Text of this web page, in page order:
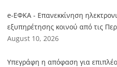
e-ΕΦΚΑ - Επανεκκίνηση
εξυπηρέτησης κοινού από τις
August 10, 2026
Υπεγράφη η απόφαση για